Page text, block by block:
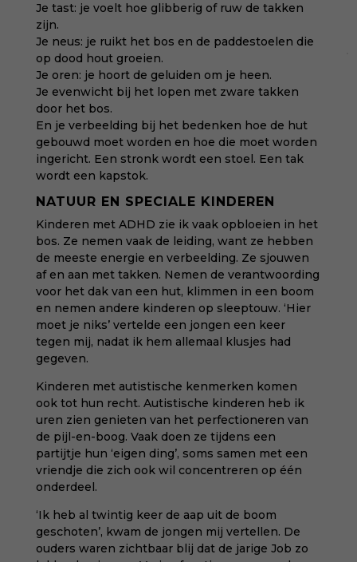
Je tast: je voelt hoe glibberig of ruw de takken
zijn.
Je neus: je ruikt het bos en de paddestoelen die
op dood hout groeien.
Je oren: je hoort de geluiden om je heen.
Je evenwicht bij het lopen met zware takken
door het bos.
En je verbeelding bij het bedenken hoe de hut
gebouwd moet worden en hoe die moet worden
ingericht. Een stronk wordt een stoel. Een tak
wordt een kapstok.
NATUUR EN SPECIALE KINDEREN
Kinderen met ADHD zie ik vaak opbloeien in het
bos. Ze nemen vaak de leiding, want ze hebben
de meeste energie en verbeelding. Ze sjouwen
af en aan met takken. Nemen de verantwoording
voor het dak van een hut, klimmen in een boom
en nemen andere kinderen op sleeptouw. ‘Hier
moet je niks’ vertelde een jongen een keer
tegen mij, nadat ik hem allemaal klusjes had
gegeven.
Kinderen met autistische kenmerken komen
ook tot hun recht. Autistische kinderen heb ik
uren zien genieten van het perfectioneren van
de pijl-en-boog. Vaak doen ze tijdens een
partijtje hun ‘eigen ding’, soms samen met een
vriendje die zich ook wil concentreren op één
onderdeel.
‘Ik heb al twintig keer de aap uit de boom
geschoten’, kwam de jongen mij vertellen. De
ouders waren zichtbaar blij dat de jarige Job zo